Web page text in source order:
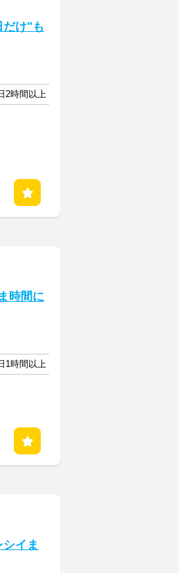
だけ"も
2時間以上
時間に
1時間以上
イま